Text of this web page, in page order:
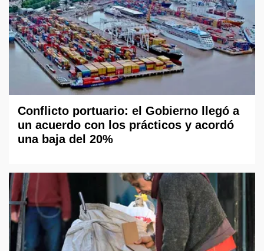
Conflicto portuario: el Gobierno llegó a
un acuerdo con los prácticos y acordó
una baja del 20%